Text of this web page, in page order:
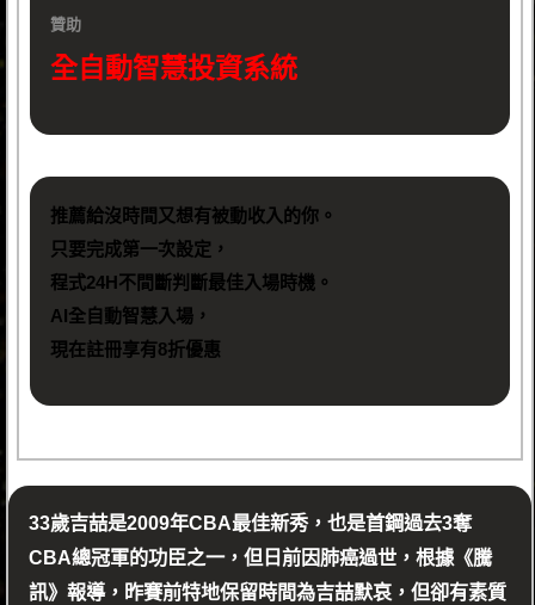
贊助
全自動智慧投資系統
推薦給沒時間又想有被動收入的你。
只要完成第一次設定，
程式24H不間斷判斷最佳入場時機。
AI全自動智慧入場，
現在註冊享有8折優惠
33歲吉喆是2009年CBA最佳新秀，也是首鋼過去3奪
CBA總冠軍的功臣之一，但日前因肺癌過世，根據《騰
訊》報導，昨賽前特地保留時間為吉喆默哀，但卻有素質